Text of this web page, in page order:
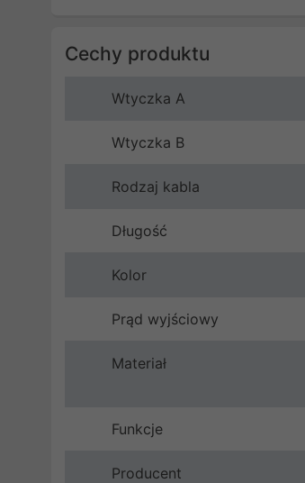
Cechy produktu
Wtyczka A
Wtyczka B
Rodzaj kabla
Długość
Kolor
Prąd wyjściowy
Materiał
Funkcje
Producent